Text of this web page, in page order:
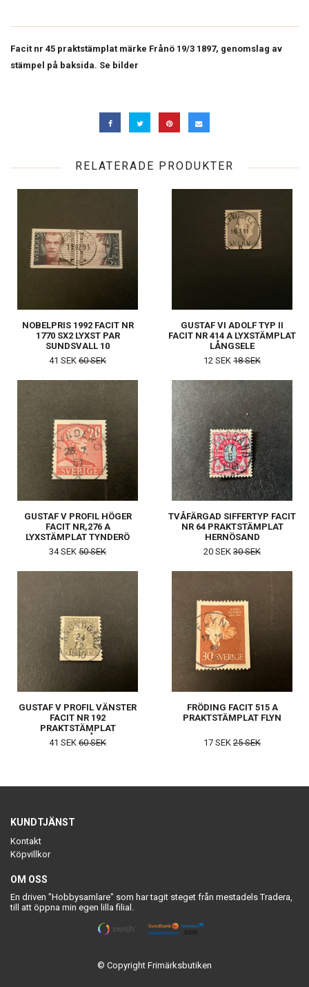
Facit nr 45 praktstämplat märke Frånö 19/3 1897, genomslag av
stämpel på baksida. Se bilder
RELATERADE PRODUKTER
NOBELPRIS 1992 FACIT NR
1770 SX2 LYXST PAR
SUNDSVALL 10
41 SEK 60 SEK
GUSTAF VI ADOLF TYP II
FACIT NR 414 A LYXSTÄMPLAT
LÅNGSELE
12 SEK 18 SEK
GUSTAF V PROFIL HÖGER
FACIT NR,276 A
LYXSTÄMPLAT TYNDERÖ
34 SEK 50 SEK
TVÅFÄRGAD SIFFERTYP FACIT
NR 64 PRAKTSTÄMPLAT
HERNÖSAND
20 SEK 30 SEK
GUSTAF V PROFIL VÄNSTER
FACIT NR 192
PRAKTSTÄMPLAT
ANUNDGÅRD
41 SEK 60 SEK
FRÖDING FACIT 515 A
PRAKTSTÄMPLAT FLYN
17 SEK 25 SEK
KUNDTJÄNST
Kontakt
Köpvillkor
OM OSS
En driven "Hobbysamlare" som har tagit steget från mestadels Tradera,
till att öppna min egen lilla filial.
© Copyright Frimärksbutiken